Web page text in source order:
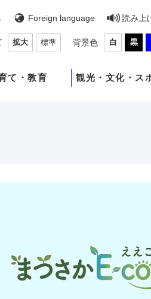
Foreign language 読み上
拡大 標準 背景色 白 黒
て・教育 観光・文化・ス